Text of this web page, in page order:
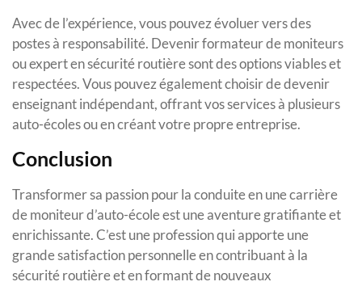
Avec de l’expérience, vous pouvez évoluer vers des
postes à responsabilité. Devenir formateur de moniteurs
ou expert en sécurité routière sont des options viables et
respectées. Vous pouvez également choisir de devenir
enseignant indépendant, offrant vos services à plusieurs
auto-écoles ou en créant votre propre entreprise.
Conclusion
Transformer sa passion pour la conduite en une carrière
de moniteur d’auto-école est une aventure gratifiante et
enrichissante. C’est une profession qui apporte une
grande satisfaction personnelle en contribuant à la
sécurité routière et en formant de nouveaux